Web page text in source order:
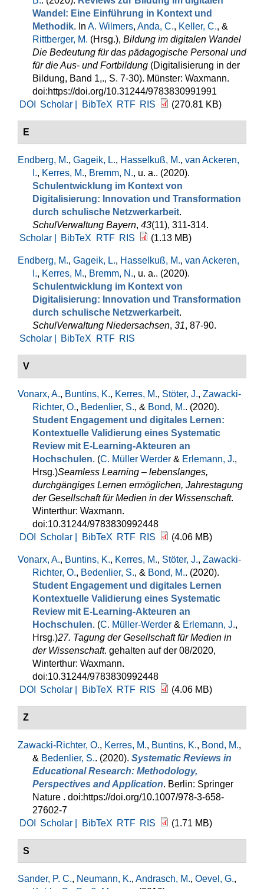
Wandel: Eine Einführung in Kontext und
Methodik. In A. Wilmers, Anda, C., Keller, C., &
Rittberger, M. (Hrsg.), Bildung im digitalen Wandel
Die Bedeutung für das pädagogische Personal und
für die Aus- und Fortbildung (Digitalisierung in der
Bildung, Band 1,., S. 7-30). Münster: Waxmann.
doi:https://doi.org/10.31244/9783830991991
DOI
Scholar | BibTeX RTF RIS (270.81 KB)
E
Endberg, M., Gageik, L., Hasselkuß, M., van Ackeren,
I., Kerres, M., Bremm, N., u. a.. (2020).
Schulentwicklung im Kontext von
Digitalisierung: Innovation und Transformation
durch schulische Netzwerkarbeit.
SchulVerwaltung Bayern, 43(11), 311-314.
Scholar |
BibTeX RTF RIS (1.13 MB)
Endberg, M., Gageik, L., Hasselkuß, M., van Ackeren,
I., Kerres, M., Bremm, N., u. a.. (2020).
Schulentwicklung im Kontext von
Digitalisierung: Innovation und Transformation
durch schulische Netzwerkarbeit.
SchulVerwaltung Niedersachsen, 31, 87-90.
Scholar |
BibTeX RTF RIS
V
Vonarx, A., Buntins, K., Kerres, M., Stöter, J., Zawacki-
Richter, O., Bedenlier, S., & Bond, M.. (2020).
Student Engagement und digitales Lernen:
Kontextuelle Validierung eines Systematic
Review mit E-Learning-Akteuren an
Hochschulen. (C. Müller Werder & Erlemann, J.,
Hrsg.)Seamless Learning – lebenslanges,
durchgängiges Lernen ermöglichen, Jahrestagung
der Gesellschaft für Medien in der Wissenschaft.
Winterthur: Waxmann.
doi:10.31244/9783830992448
DOI
Scholar | BibTeX RTF RIS (4.06 MB)
Vonarx, A., Buntins, K., Kerres, M., Stöter, J., Zawacki-
Richter, O., Bedenlier, S., & Bond, M.. (2020).
Student Engagement und digitales Lernen
Kontextuelle Validierung eines Systematic
Review mit E-Learning-Akteuren an
Hochschulen. (C. Müller-Werder & Erlemann, J.,
Hrsg.)27. Tagung der Gesellschaft für Medien in
der Wissenschaft. gehalten auf der 08/2020,
Winterthur: Waxmann.
doi:10.31244/9783830992448
DOI
Scholar | BibTeX RTF RIS (4.06 MB)
Z
Zawacki-Richter, O., Kerres, M., Buntins, K., Bond, M.,
& Bedenlier, S.. (2020). Systematic Reviews in
Educational Research: Methodology,
Perspectives and Application. Berlin: Springer
Nature . doi:https://doi.org/10.1007/978-3-658-
27602-7
DOI
Scholar | BibTeX RTF RIS (1.71 MB)
S
Sander, P. C., Neumann, K., Andrasch, M., Oevel, G.,